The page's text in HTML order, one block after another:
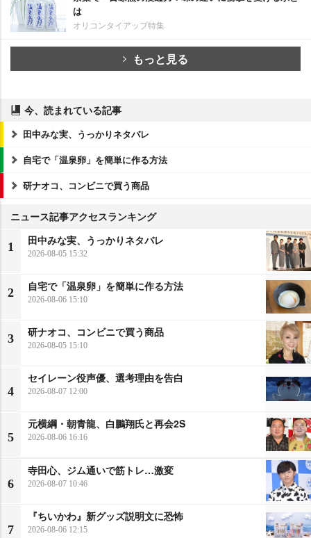
は
オリコンタイアップ特集
もっと見る
今、読まれている記事
田中みな実、うっかりネタバレ
自宅で「温泉卵」を簡単に作る方法
研ナオコ、コンビニで買う商品
ニュース記事アクセスランキング
1
田中みな実、うっかりネタバレ
2026-08-05 15:32
2
自宅で「温泉卵」を簡単に作る方法
2026-08-06 15:10
3
研ナオコ、コンビニで買う商品
2026-08-05 15:10
4
セイレーン役声優、選考理由を告白
2026-08-07 12:00
5
元横綱・朝青龍、白鵬翔氏と再会2S
2026-08-06 16:16
6
寺田心、ジム通いで筋トレ…激変
2026-08-07 10:46
7
『ちいかわ』新グッズ説明文に恐怖
2026-08-06 12:15